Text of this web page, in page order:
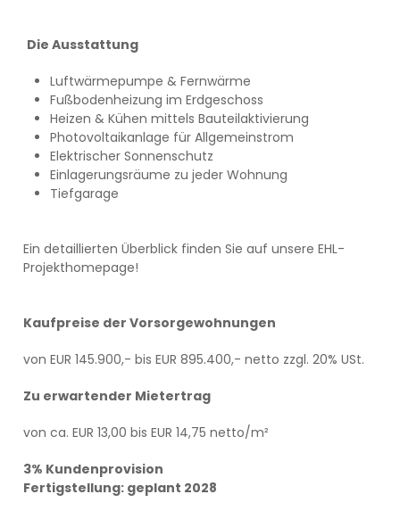
Die Ausstattung
Luftwärmepumpe & Fernwärme
Fußbodenheizung im Erdgeschoss
Heizen & Kühen mittels Bauteilaktivierung
Photovoltaikanlage für Allgemeinstrom
Elektrischer Sonnenschutz
Einlagerungsräume zu jeder Wohnung
Tiefgarage
Ein detaillierten Überblick finden Sie auf unsere EHL-
Projekthomepage!
Kaufpreise der Vorsorgewohnungen
von EUR 145.900,- bis EUR 895.400,- netto zzgl. 20% USt.
Zu erwartender Mietertrag
von ca. EUR 13,00 bis EUR 14,75 netto/m²
3% Kundenprovision
Fertigstellung: geplant 2028